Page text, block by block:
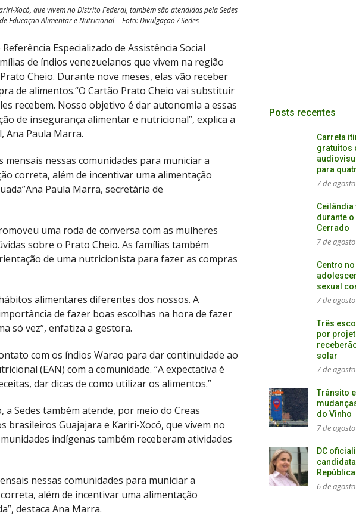
Xocó, que vivem no Distrito Federal, também são atendidas pela Sedes
Educação Alimentar e Nutricional | Foto: Divulgação / Sedes
Especializado de Assistência Social
de índios venezuelanos que vivem na região
Cheio. Durante nove meses, elas vão receber
de alimentos.“O Cartão Prato Cheio vai substituir
recebem. Nosso objetivo é dar autonomia a essas
de insegurança alimentar e nutricional”, explica a
Ana Paula Marra.
mensais nessas comunidades para municiar a
correta, além de incentivar uma alimentação
Ana Paula Marra, secretária de
uma roda de conversa com as mulheres
sobre o Prato Cheio. As famílias também
de uma nutricionista para fazer as compras
alimentares diferentes dos nossos. A
de fazer boas escolhas na hora de fazer
só vez”, enfatiza a gestora.
com os índios Warao para dar continuidade ao
(EAN) com a comunidade. “A expectativa é
dar dicas de como utilizar os alimentos.”
Sedes também atende, por meio do Creas
brasileiros Guajajara e Kariri-Xocó, que vivem no
indígenas também receberam atividades
nessas comunidades para municiar a
além de incentivar uma alimentação
destaca Ana Marra.
Posts recentes
Carreta
gratuitos
para
7 de
durante
Cerrado
7 de
Centro
sexual
7 de
Três
por
solar
7 de
Trânsito
do Vinho
7 de
DC
República
6 de